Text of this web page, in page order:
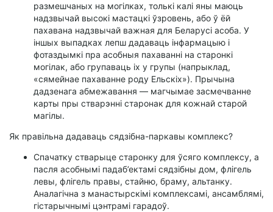
размешчаных на могілках, толькі калі яны маюць
надзвычай высокі мастацкі ўзровень, або ў ёй
пахавана надзвычай важная для Беларусі асоба. У
іншых выпадках лепш дадаваць інфармацыю і
фотаздымкі пра асобныя пахаванні на старонкі
могілак, або групаваць іх у групы (напрыклад,
«сямейнае пахаванне роду Ельскіх»). Прычына
дадзенага абмежавання — магчымае засмечванне
карты пры стварэнні старонак для кожнай старой
магілы.
Як правільна дадаваць сядзібна-паркавы комплекс?
Спачатку стварыце старонку для ўсяго комплексу, а
пасля асобнымі падаб’ектамі сядзібны дом, флігель
левы, флігель правы, стайню, браму, альтанку.
Аналагічна з манастырскімі комплексамі, ансамблямі,
гістарычнымі цэнтрамі гарадоў.